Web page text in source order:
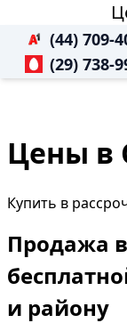
(44) 709-
(29) 738-
Цены в
Купить в
Продажа
и району